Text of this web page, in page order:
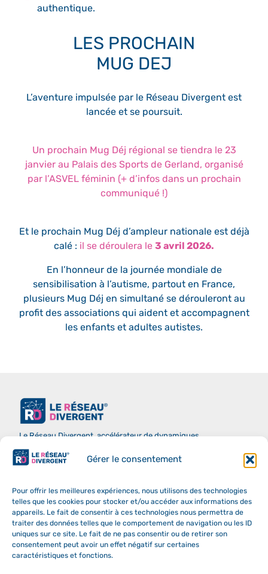
Gérer le consentement
Pour offrir les meilleures expériences, nous utilisons des technologies
telles que les cookies pour stocker et/ou accéder aux informations des
appareils. Le fait de consentir à ces technologies nous permettra de
traiter des données telles que le comportement de navigation ou les ID
uniques sur ce site. Le fait de ne pas consentir ou de retirer son
consentement peut avoir un effet négatif sur certaines
caractéristiques et fonctions.
authentique.
LES PROCHAIN
MUG DEJ
L’aventure impulsée par le Réseau Divergent est
lancée et se poursuit.
Un prochain Mug Déj régional se tiendra le 23
janvier au Palais des Sports de Gerland, organisé
par l’ASVEL féminin (+ d’infos dans un prochain
communiqué !)
Et le prochain Mug Déj d’ampleur nationale est déjà
calé : il se déroulera le 3 avril 2026.
En l’honneur de la journée mondiale de
sensibilisation à l’autisme, partout en France,
plusieurs Mug Déj en simultané se dérouleront au
profit des associations qui aident et accompagnent
les enfants et adultes autistes.
Le Réseau Divergent, accélérateur de dynamiques
Landing page
Nous rejoindreACCES PRivé BâTISSEURS
Inscrivez-vous à notre newsletter